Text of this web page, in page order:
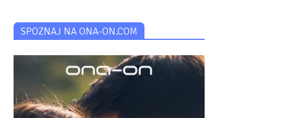
SPOZNAJ NA ONA-ON.COM